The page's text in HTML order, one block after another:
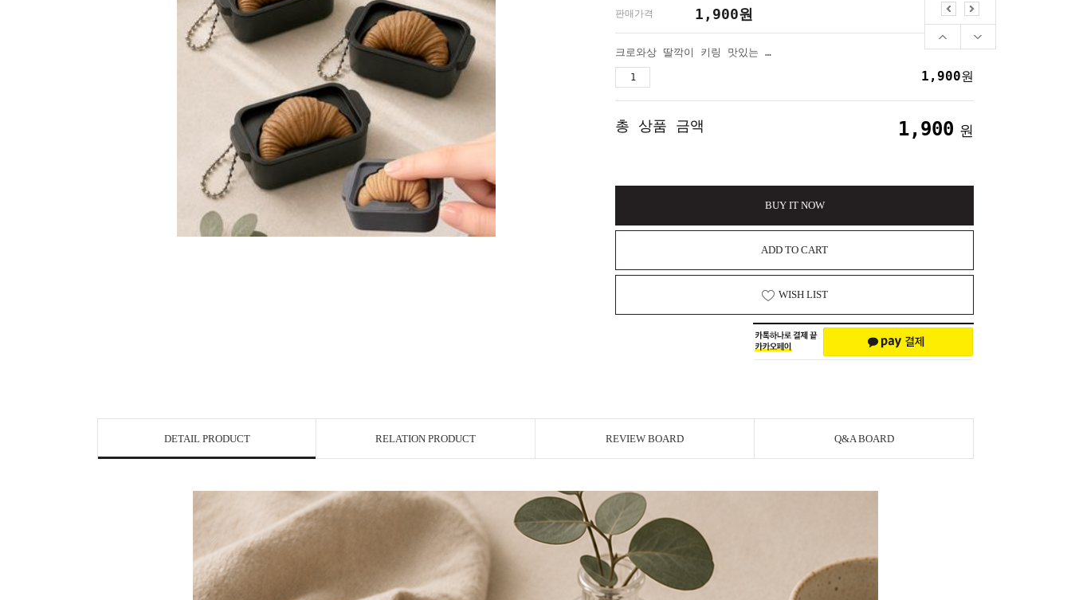
판매가격 1,900원
크로와상 딸깍이 키링 맛있는 빵 모양 키캡 열쇠고리
1,900원
총 상품 금액 1,900 원
BUY IT NOW
ADD TO CART
WISH LIST
DETAIL PRODUCT RELATION PRODUCT REVIEW BOARD Q&A BOARD